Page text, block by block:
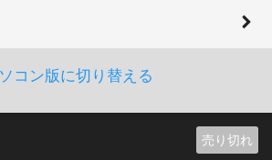
売り切れ
コン版に切り替える